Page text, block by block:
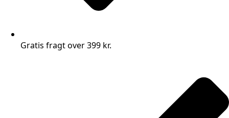
Gratis fragt over 399 kr.